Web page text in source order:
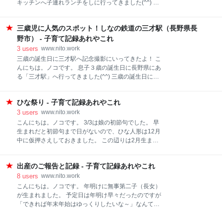
ね。 娘、強くなりそうだ(;´∀｀) そんなこんなで今週は
二人そろって引きこもりで養生しています。 週末はま
た天気も崩れるようなので みなさまも体
キッチンへ子連れランチをしに行ってきました(^^) 授
は？ きらめきキッチン へのアクセス きらめきキッチ
ンって きらめきキッチンは東海市にある小児歯科併設
のカフェ。 食育を意識したメニュー開発には歯科医師
が関わっていたり、診察券を持っていると割引があっ
たり、小児歯科なだけあって子どもにやさしいカフェ
になっています。 子ども連れで行きやすいという評判
ところ、事前にテーブルセッティングされていまし
た。ここからもう優しい。 メニュー きらめきランチ
1,650円 特製カレーランチ 990円（プレート
三歳児に人気のスポット！しなの鉄道の三才駅（長野県長
野市） - 子育て記録あれやこれ
3 users www.nito.work
三歳の誕生日に三才駅へ記念撮影にいってきたよ！ こ
んにちは。ノコです。 息子３歳の誕生日に長野県にあ
る「三才駅」へ行ってきました(^^) 三歳の誕生日に三
って？ 三才駅は軽井沢から妙高高原まで繋がるしなの
鉄道にある駅。 駅名が三才ということでその名にあや
かり、3歳の誕生日記念に訪問し記念写真を撮る親子
に人気の駅です。 三才駅の存在と記念撮影スポットで
あることは知っていましたが、駅があるのは長野県の
る！ 今しかできないことだと思ったらなんだか行って
みたくなりました。 三才駅に行ってみたよ！ 車移動が
長くなるため、まだ夜が明ける前に寝ている息子をパ
ジャマ姿のまま車に乗せて出発。SAで休憩をとり
ひな祭り - 子育て記録あれやこれ
3 users www.nito.work
こんにちは。ノコです。 3/3は娘の初節句でした。 早
生まれだと初節句まで日がないので、ひな人形は12月
中に仮押さえしておきました。 この辺りは2月生まれ
五月人形でお世話になった岐阜市の人形の松井さん
へ。 商品も対応も大満足しているので他と比較はせず
こちらでお願いすることに決めていました。 ひな人形
ってだいたい11月くらいからのぼりが出始めるんです
が、完全に出そろうのは12月上～中旬なんだとか。ち
出産のご報告と記録 - 子育て記録あれやこれ
8 users www.nito.work
こんにちは。ノコです。 年明けに無事第二子（長女）
が生まれました。 予定日は年明け早々だったのですが
「できれば年末年始はゆっくりしたいな～」なんて話